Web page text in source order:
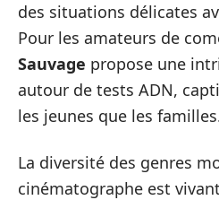
des situations délicates
Pour les amateurs de
Sauvage propose une
autour de tests ADN,
les jeunes que les
La diversité des genres
cinématographe est